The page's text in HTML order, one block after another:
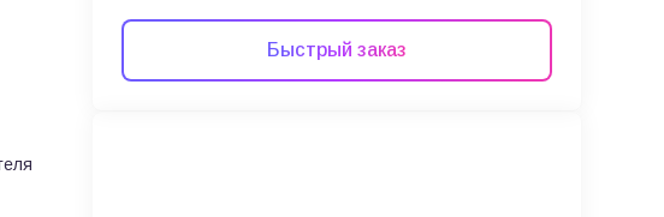
Быстрый заказ